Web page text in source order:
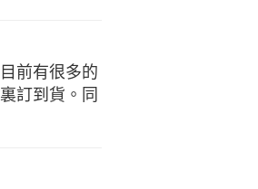
前有很多的
訂到貨。同